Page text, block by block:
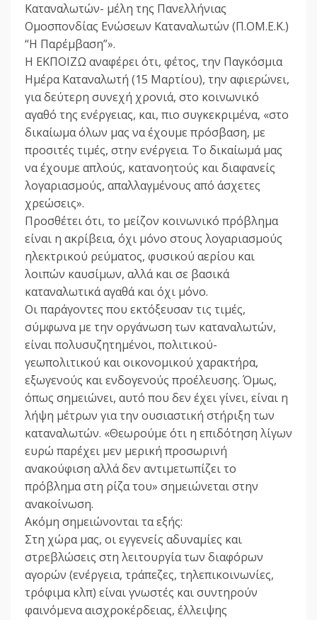
Καταναλωτών- μέλη της Πανελλήνιας
Ομοσπονδίας Ενώσεων Καταναλωτών (Π.ΟΜ.Ε.Κ.)
“Η Παρέμβαση”».
Η ΕΚΠΟΙΖΩ αναφέρει ότι, φέτος, την Παγκόσμια
Ημέρα Καταναλωτή (15 Μαρτίου), την αφιερώνει,
για δεύτερη συνεχή χρονιά, στο κοινωνικό
αγαθό της ενέργειας, και, πιo συγκεκριμένα, «στο
δικαίωμα όλων μας να έχουμε πρόσβαση, με
προσιτές τιμές, στην ενέργεια. Το δικαίωμά μας
να έχουμε απλούς, κατανοητούς και διαφανείς
λογαριασμούς, απαλλαγμένους από άσχετες
χρεώσεις».
Προσθέτει ότι, το μείζον κοινωνικό πρόβλημα
είναι η ακρίβεια, όχι μόνο στους λογαριασμούς
ηλεκτρικού ρεύματος, φυσικού αερίου και
λοιπών καυσίμων, αλλά και σε βασικά
καταναλωτικά αγαθά και όχι μόνο.
Οι παράγοντες που εκτόξευσαν τις τιμές,
σύμφωνα με την οργάνωση των καταναλωτών,
είναι πολυσυζητημένοι, πολιτικού-
γεωπολιτικού και οικονομικού χαρακτήρα,
εξωγενούς και ενδογενούς προέλευσης. Όμως,
όπως σημειώνει, αυτό που δεν έχει γίνει, είναι η
λήψη μέτρων για την ουσιαστική στήριξη των
καταναλωτών. «Θεωρούμε ότι η επιδότηση λίγων
ευρώ παρέχει μεν μερική προσωρινή
ανακούφιση αλλά δεν αντιμετωπίζει το
πρόβλημα στη ρίζα του» σημειώνεται στην
ανακοίνωση.
Ακόμη σημειώνονται τα εξής:
Στη χώρα μας, οι εγγενείς αδυναμίες και
στρεβλώσεις στη λειτουργία των διαφόρων
αγορών (ενέργεια, τράπεζες, τηλεπικοινωνίες,
τρόφιμα κλπ) είναι γνωστές και συντηρούν
φαινόμενα αισχροκέρδειας, έλλειψης